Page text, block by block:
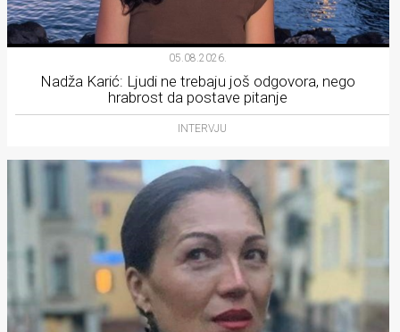
05.08.2026.
Nadža Karić: Ljudi ne trebaju još odgovora, nego
hrabrost da postave pitanje
INTERVJU